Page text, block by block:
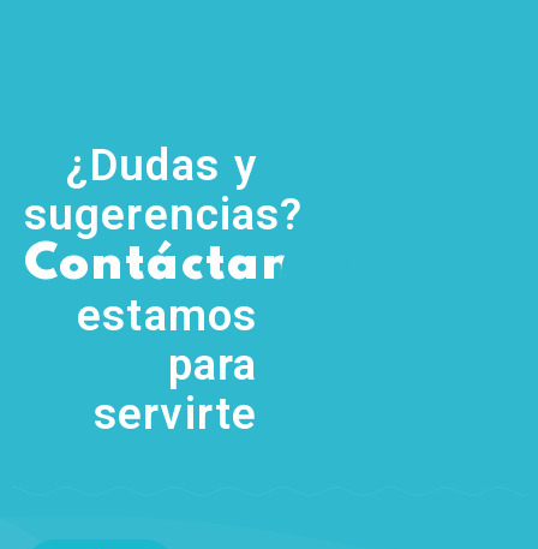
¿Dudas y
sugerencias?
Contáctanos
estamos
para
servirte